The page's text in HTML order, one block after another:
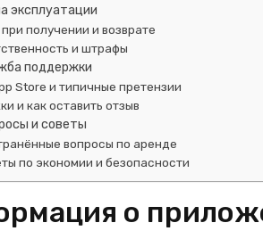
эксплуатации
получении и возврате
и штрафы
поддержки
Store и типичные претензии
и как оставить отзыв
и советы
вопросы по аренде
по экономии и безопасности
о